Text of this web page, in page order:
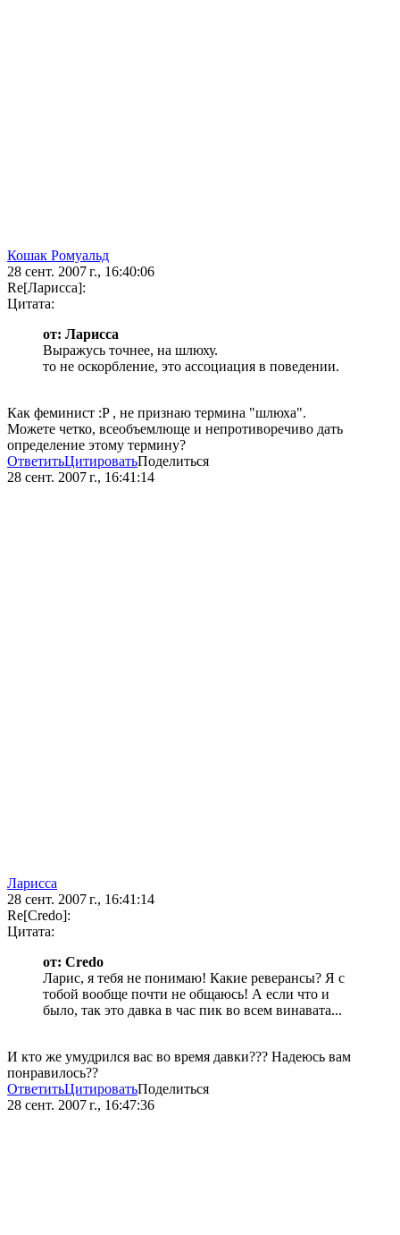
Кошак Ромуальд
28 сент. 2007 г., 16:40:06
Re[Ларисса]:
Цитата:
от: Ларисса
Выражусь точнее, на шлюху.
то не оскорбление, это ассоциация в поведении.
Как феминист :P , не признаю термина "шлюха".
Можете четко, всеобъемлюще и непротиворечиво дать
определение этому термину?
ОтветитьЦитироватьПоделиться
28 сент. 2007 г., 16:41:14
Ларисса
28 сент. 2007 г., 16:41:14
Re[Credo]:
Цитата:
от: Credo
Ларис, я тебя не понимаю! Какие реверансы? Я с
тобой вообще почти не общаюсь! А если что и
было, так это давка в час пик во всем винавата...
И кто же умудрился вас во время давки??? Надеюсь вам
понравилось??
ОтветитьЦитироватьПоделиться
28 сент. 2007 г., 16:47:36